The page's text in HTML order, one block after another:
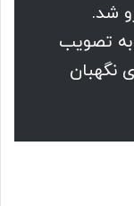
شد.
تصویب
نگهبان